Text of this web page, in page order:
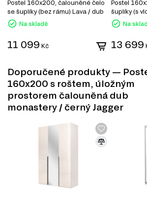
skutečnosti je to velmi důležitá
Postel 160x200, čalouněné čelo
se šuplíky (bez rámu) Lava / dub
kraft Na skladě
11 099 Kč
Postel
šuplíky (s
kraft Na
13 699
Doporučené produkty —
160x200 s roštem, úložným
prostorem čalouněná dub
monastery / černý Jagger